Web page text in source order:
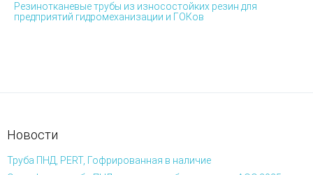
Резинотканевые трубы из износостойких резин для
предприятий гидромеханизации и ГОКов
Новости
Труба ПНД, PERT, Гофрированная в наличие